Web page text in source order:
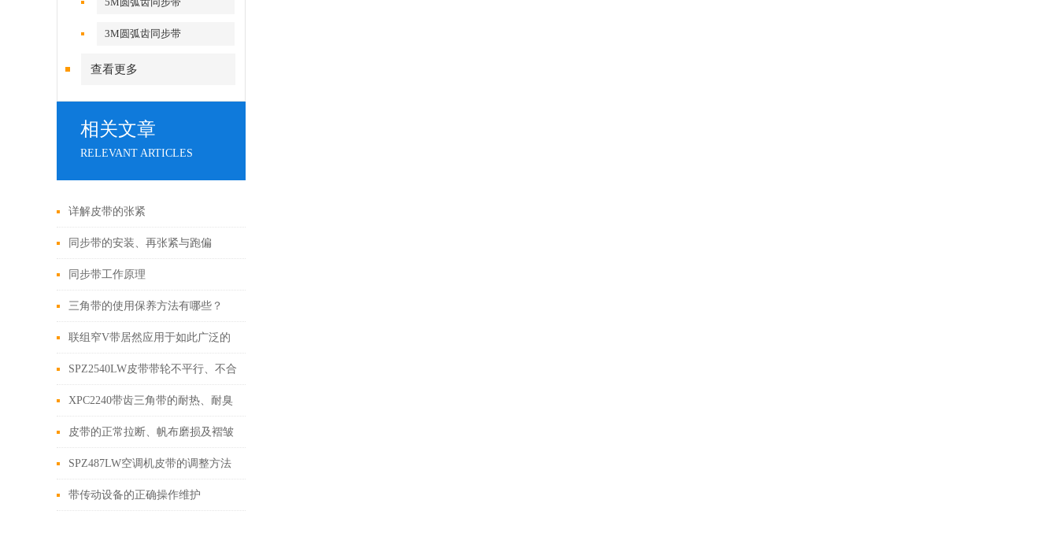
3M圆弧齿同步带
查看更多
相关文章
RELEVANT ARTICLES
详解皮带的张紧
同步带的安装、再张紧与跑偏
同步带工作原理
三角带的使用保养方法有哪些？
联组窄V带居然应用于如此广泛的
领域
SPZ2540LW皮带带轮不平行、不合
格及跳动现象
XPC2240带齿三角带的耐热、耐臭
氧特性解析
皮带的正常拉断、帆布磨损及褶皱
失效
SPZ487LW空调机皮带的调整方法
带传动设备的正确操作维护